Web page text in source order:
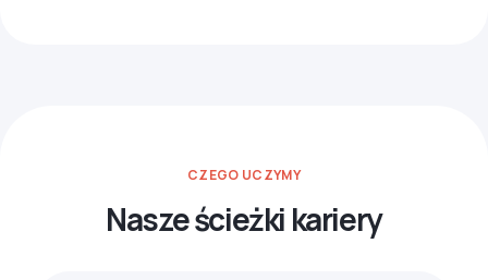
CZEGO UCZYMY
Nasze ścieżki kariery